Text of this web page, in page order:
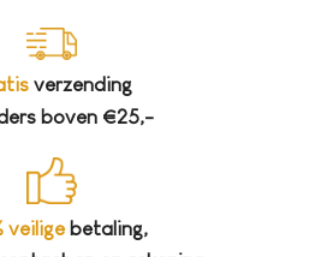
verzending
boven €25,-
veiligebetaling,